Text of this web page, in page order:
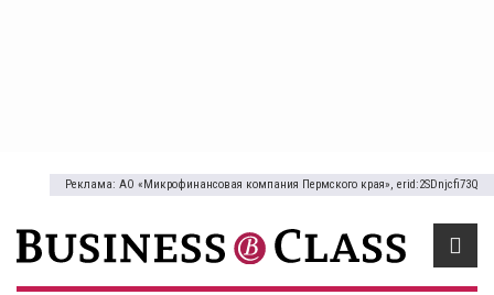
Реклама: АО «Микрофинансовая компания Пермского края», erid:2SDnjcfi73Q